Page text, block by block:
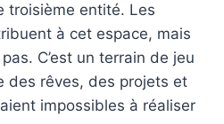
troisième entité. Les
à cet espace, mais
C’est un terrain de jeu
des rêves, des projets et
impossibles à réaliser